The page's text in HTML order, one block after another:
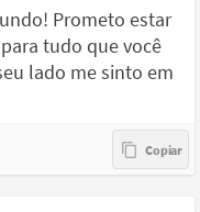
Prometo estar
tudo que você
lado me sinto em